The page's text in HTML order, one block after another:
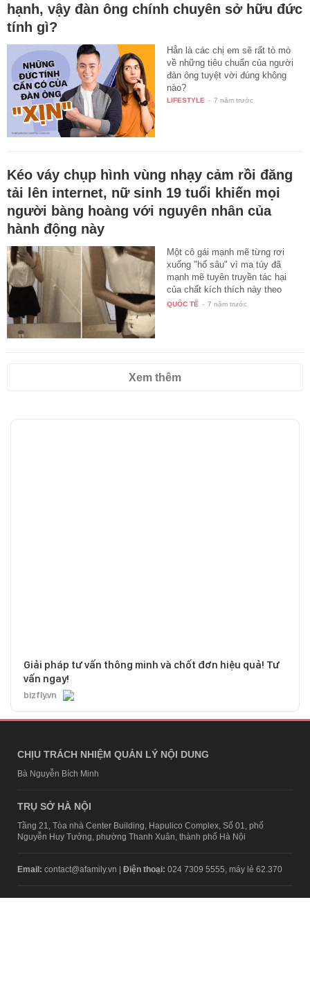
hạnh, vậy đàn ông chính chuyên sở hữu đức
tính gì?
Hẳn là các chị em sẽ rất tò mò
về những tiêu chuẩn của người
đàn ông tuyệt vời đúng không
nào?
LIFESTYLE - 7 năm trước
Kéo váy chụp hình vùng nhạy cảm rồi đăng
tải lên internet, nữ sinh 19 tuổi khiến mọi
người bàng hoàng với nguyên nhân của
hành động này
Một cô gái mạnh mẽ từng rơi
xuống "hố sâu" vì ma túy đã
mạnh mẽ tuyên truyền tác hại
của chất kích thích này theo
một…
QUỐC TẾ - 7 năm trước
Xem thêm
Giải pháp tư vấn thông minh và chốt đơn hiệu quả! Tư
vấn ngay!
bizfly.vn
CHỊU TRÁCH NHIỆM QUẢN LÝ NỘI DUNG
Bà Nguyễn Bích Minh
TRỤ SỞ HÀ NỘI
Tầng 21, Tòa nhà Center Building, Hapulico Complex, Số 01, phố
Nguyễn Huy Tưởng, phường Thanh Xuân, thành phố Hà Nội
Email: contact@afamily.vn | Điện thoại: 024 7309 5555, máy lẻ 62.370